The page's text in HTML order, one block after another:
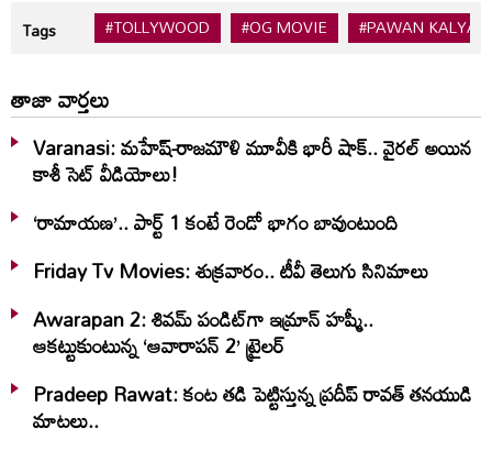
Tags #TOLLYWOOD #OG MOVIE #PAWAN KALYAN
తాజా వార్తలు
Varanasi: మహేష్-రాజమౌళి మూవీకి భారీ షాక్.. వైరల్ అయిన
కాశీ సెట్ వీడియోలు!
‘రామాయణ’.. పార్ట్‌ 1 కంటే రెండో భాగం బావుంటుంది
Friday Tv Movies: శుక్ర‌వారం.. టీవీ తెలుగు సినిమాలు
Awarapan 2: శివమ్ పండిట్‌గా ఇమ్రాన్ హష్మీ..
ఆకట్టుకుంటున్న ‘ఆవారాపన్ 2’ ట్రైలర్
Pradeep Rawat: కంట తడి పెట్టిస్తున్న ప్రదీప్ రావత్ తనయుడి
మాటలు..